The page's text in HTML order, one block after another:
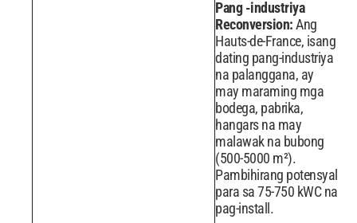
Pang -industriya
Reconversion:Ang
Hauts-de-France, isang
dating pang-industriya
na palanggana, ay
may maraming mga
bodega, pabrika,
hangars na may
malawak na bubong
(500-5000 m²).
Pambihirang potensyal
para sa 75-750 kWC na
pag-install.